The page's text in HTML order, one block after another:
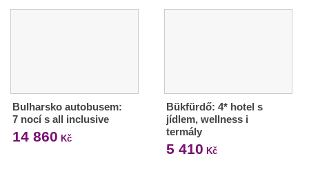
Bulharsko autobusem:
7 nocí s all inclusive
14 860 Kč
Bükfürdő: 4* hotel s
jídlem, wellness i
termály
5 410 Kč